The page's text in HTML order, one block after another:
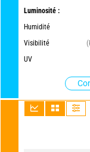
Luminosité :
Humidité
Visibilité
UV